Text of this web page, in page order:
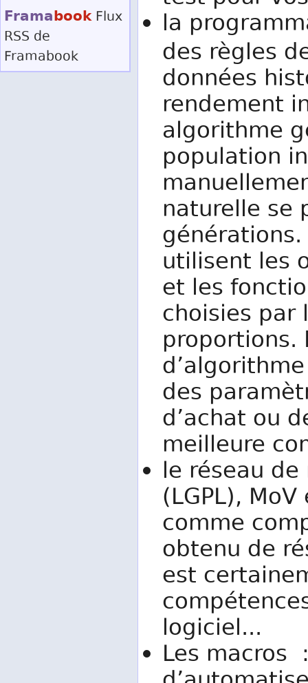
la
des règles
données
rendement
algorithme
population
naturelle se
utilisent les
et les
choisies par
proportions.
des
d’achat ou
meilleure
le réseau
(LGPL),
comme
obtenu de
est
logiciel...
Les macros
Framabook Flux
RSS de
Framabook